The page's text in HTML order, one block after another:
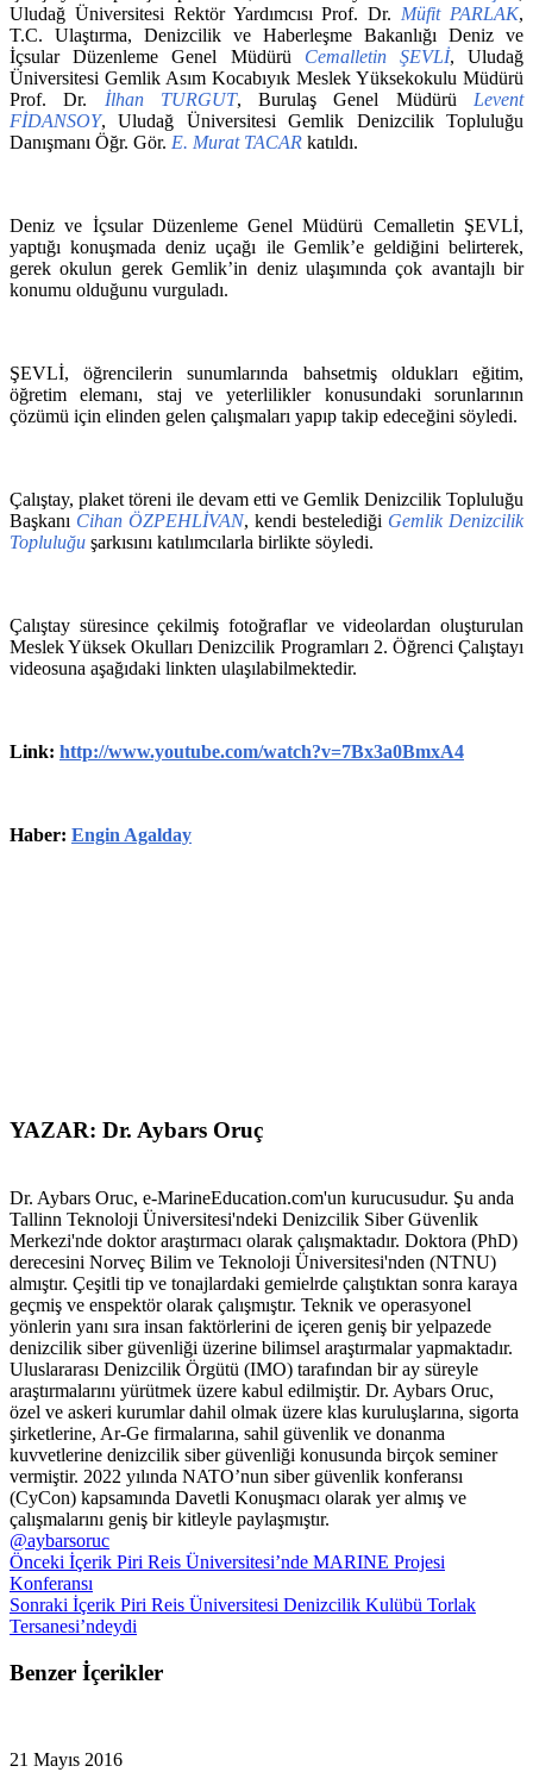
Uludağ Üniversitesi Rektör Yardımcısı Prof. Dr. Müfit PARLAK,
T.C. Ulaştırma, Denizcilik ve Haberleşme Bakanlığı Deniz ve
İçsular Düzenleme Genel Müdürü Cemalletin ŞEVLİ, Uludağ
Üniversitesi Gemlik Asım Kocabıyık Meslek Yüksekokulu Müdürü
Prof. Dr. İlhan TURGUT, Burulaş Genel Müdürü Levent
FİDANSOY, Uludağ Üniversitesi Gemlik Denizcilik Topluluğu
Danışmanı Öğr. Gör. E. Murat TACAR katıldı.
Deniz ve İçsular Düzenleme Genel Müdürü Cemalletin ŞEVLİ,
yaptığı konuşmada deniz uçağı ile Gemlik’e geldiğini belirterek,
gerek okulun gerek Gemlik’in deniz ulaşımında çok avantajlı bir
konumu olduğunu vurguladı.
ŞEVLİ, öğrencilerin sunumlarında bahsetmiş oldukları eğitim,
öğretim elemanı, staj ve yeterlilikler konusundaki sorunlarının
çözümü için elinden gelen çalışmaları yapıp takip edeceğini söyledi.
Çalıştay, plaket töreni ile devam etti ve Gemlik Denizcilik Topluluğu
Başkanı Cihan ÖZPEHLİVAN, kendi bestelediği Gemlik Denizcilik
Topluluğu şarkısını katılımcılarla birlikte söyledi.
Çalıştay süresince çekilmiş fotoğraflar ve videolardan oluşturulan
Meslek Yüksek Okulları Denizcilik Programları 2. Öğrenci Çalıştayı
videosuna aşağıdaki linkten ulaşılabilmektedir.
Link: http://www.youtube.com/watch?v=7Bx3a0BmxA4
Haber: Engin Agalday
YAZAR: Dr. Aybars Oruç
Dr. Aybars Oruc, e-MarineEducation.com'un kurucusudur. Şu anda
Tallinn Teknoloji Üniversitesi'ndeki Denizcilik Siber Güvenlik
Merkezi'nde doktor araştırmacı olarak çalışmaktadır. Doktora (PhD)
derecesini Norveç Bilim ve Teknoloji Üniversitesi'nden (NTNU)
almıştır. Çeşitli tip ve tonajlardaki gemielrde çalıştıktan sonra karaya
geçmiş ve enspektör olarak çalışmıştır. Teknik ve operasyonel
yönlerin yanı sıra insan faktörlerini de içeren geniş bir yelpazede
denizcilik siber güvenliği üzerine bilimsel araştırmalar yapmaktadır.
Uluslararası Denizcilik Örgütü (IMO) tarafından bir ay süreyle
araştırmalarını yürütmek üzere kabul edilmiştir. Dr. Aybars Oruc,
özel ve askeri kurumlar dahil olmak üzere klas kuruluşlarına, sigorta
şirketlerine, Ar-Ge firmalarına, sahil güvenlik ve donanma
kuvvetlerine denizcilik siber güvenliği konusunda birçok seminer
vermiştir. 2022 yılında NATO’nun siber güvenlik konferansı
(CyCon) kapsamında Davetli Konuşmacı olarak yer almış ve
çalışmalarını geniş bir kitleyle paylaşmıştır.
@aybarsoruc
Önceki İçerik Piri Reis Üniversitesi’nde MARINE Projesi
Konferansı
Sonraki İçerik Piri Reis Üniversitesi Denizcilik Kulübü Torlak
Tersanesi’ndeydi
Benzer İçerikler
21 Mayıs 2016